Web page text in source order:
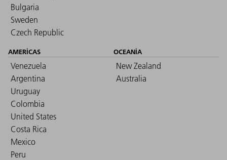
Bulgaria
Sweden
Czech Republic
AMERICAS
Venezuela
Argentina
Uruguay
Colombia
United States
Costa Rica
Mexico
Peru
OCEANIA
New Zealand
Australia